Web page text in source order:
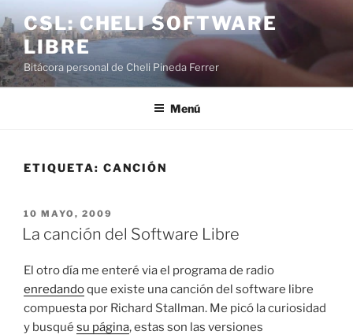
al
contenido
CSL: CHELI SOFTWARE
LIBRE
Bitácora personal de Cheli Pineda Ferrer
Menú
ETIQUETA: CANCIÓN
PUBLICADO
EL
10 MAYO, 2009
La canción del Software Libre
El otro día me enteré via el programa de radio
enredandoque existe una canción del software libre
compuesta por Richard Stallman. Me picó la curiosidad
y busqué su página, estas son las versiones